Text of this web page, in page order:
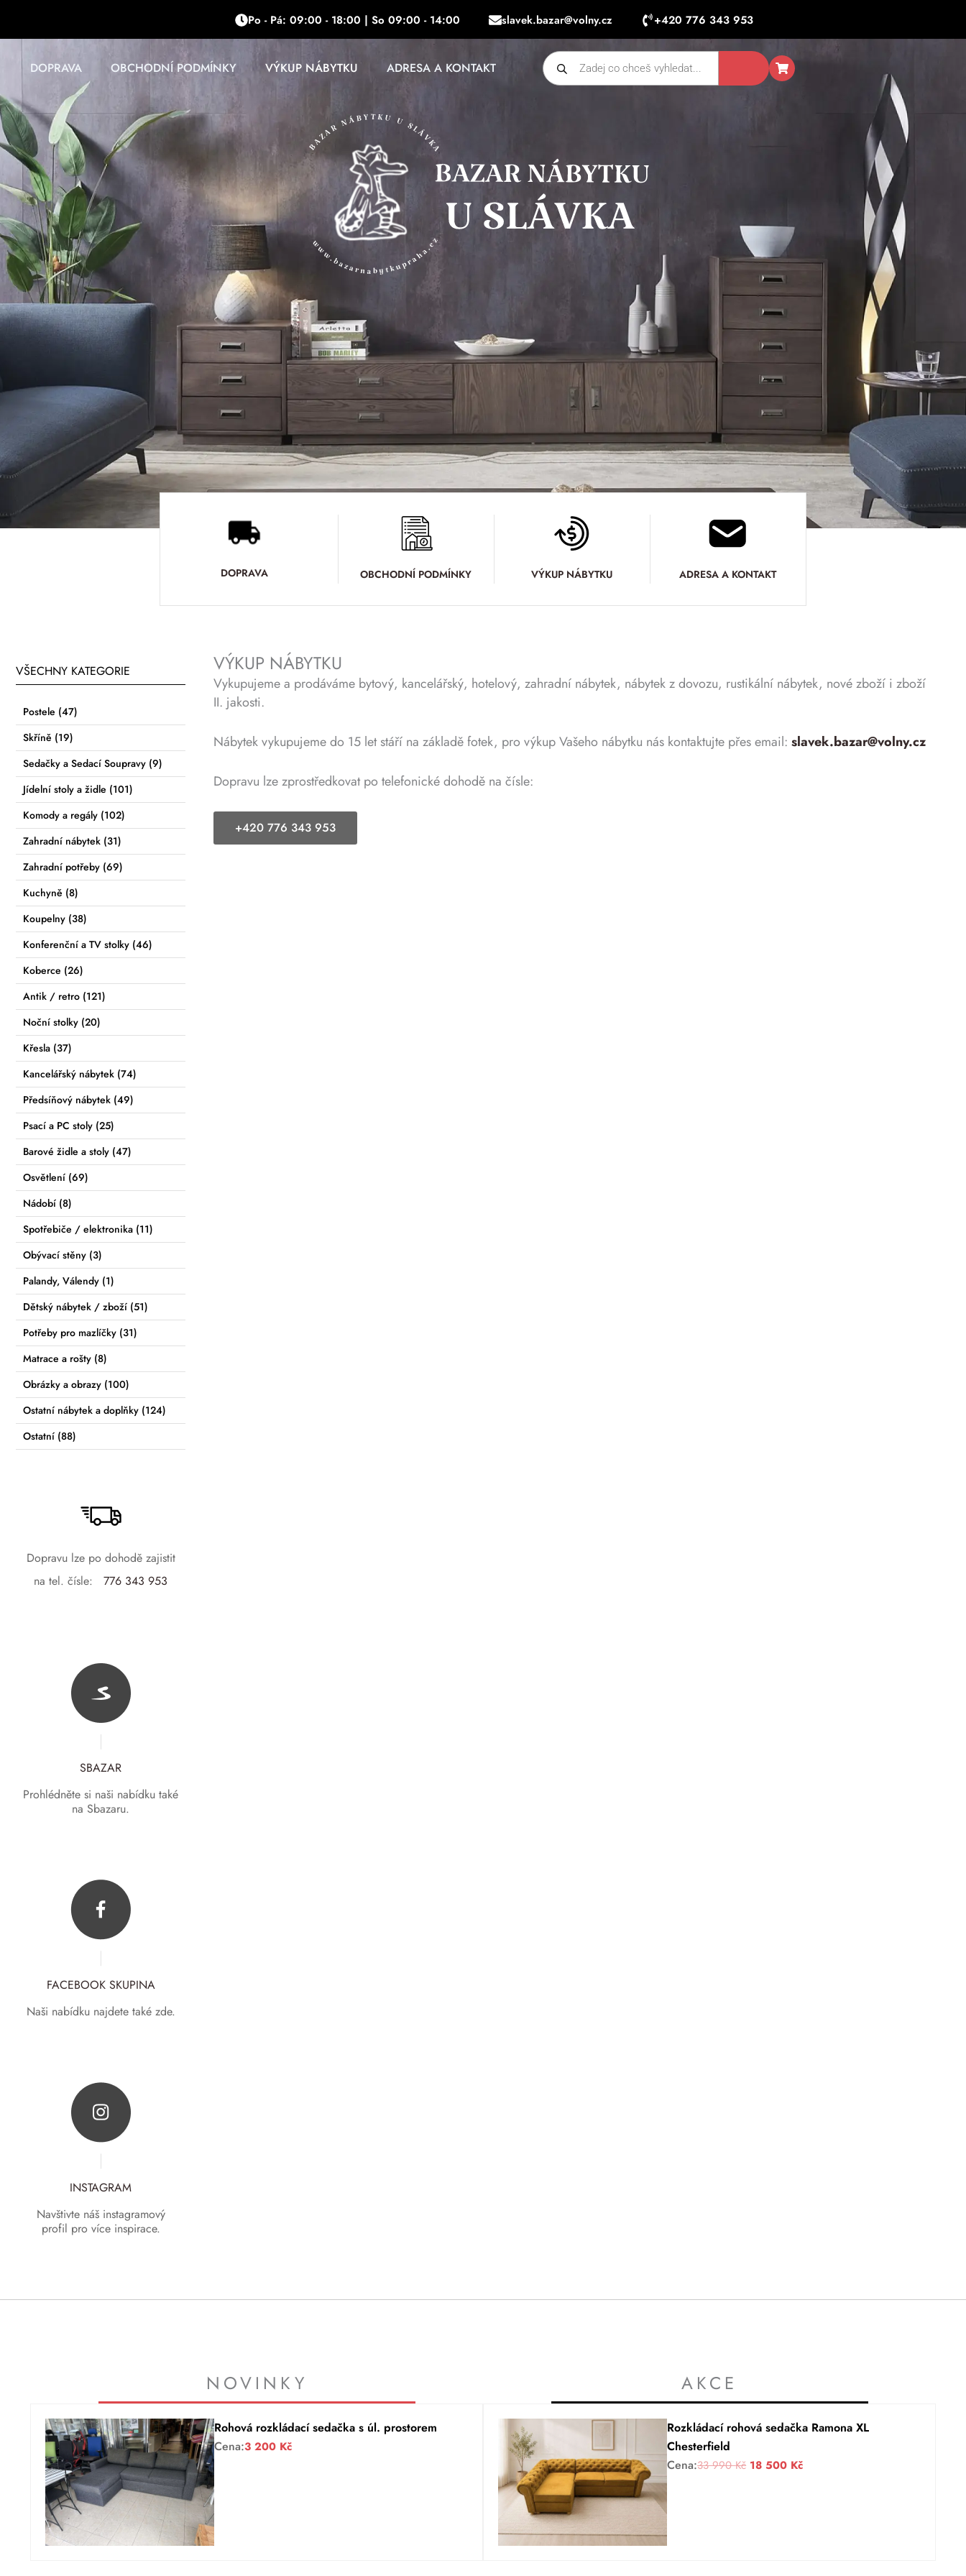
Po - Pá: 09:00 - 18:00 | So 09:00 - 14:00 slavek.bazar@volny.cz +420 776 343 953
DOPRAVA OBCHODNÍ PODMÍNKY VÝKUP NÁBYTKU ADRESA A KONTAKT
Products
search
DOPRAVA OBCHODNÍ PODMÍNKY VÝKUP NÁBYTKU ADRESA A KONTAKT
VŠECHNY KATEGORIE
Postele (47)
Skříně (19)
Sedačky a Sedací Soupravy (9)
Jídelní stoly a židle (101)
Komody a regály (102)
Zahradní nábytek (31)
Zahradní potřeby (69)
Kuchyně (8)
Koupelny (38)
Konferenční a TV stolky (46)
Koberce (26)
Antik / retro (121)
Noční stolky (20)
Křesla (37)
Kancelářský nábytek (74)
Předsíňový nábytek (49)
Psací a PC stoly (25)
Barové židle a stoly (47)
Osvětlení (69)
Nádobí (8)
Spotřebiče / elektronika (11)
Obývací stěny (3)
Palandy, Válendy (1)
Dětský nábytek / zboží (51)
Potřeby pro mazlíčky (31)
Matrace a rošty (8)
Obrázky a obrazy (100)
Ostatní nábytek a doplňky (124)
Ostatní (88)
Dopravu lze po dohodě zajistit
na tel. čísle: 776 343 953
SBAZAR
Prohlédněte si naši nabídku také
na Sbazaru.
FACEBOOK SKUPINA
Naši nabídku najdete také zde.
INSTAGRAM
Navštivte náš instagramový
profil pro více inspirace.
VÝKUP NÁBYTKU
Vykupujeme a prodáváme bytový, kancelářský, hotelový, zahradní nábytek, nábytek z dovozu, rustikální nábytek, nové zboží i zboží
II. jakosti.
Nábytek vykupujeme do 15 let stáří na základě fotek, pro výkup Vašeho nábytku nás kontaktujte přes email: slavek.bazar@volny.cz
Dopravu lze zprostředkovat po telefonické dohodě na čísle:
+420 776 343 953
NOVINKY
Rohová rozkládací sedačka s úl. prostorem
Cena:3 200 Kč
AKCE
Rozkládací rohová sedačka Ramona XL
Chesterfield
Cena:33 990Kč P
18 500 KčA